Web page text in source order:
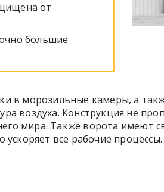
от
большие
в морозильные камеры, а
воздуха. Конструкция не
мира. Также ворота имеют
все рабочие